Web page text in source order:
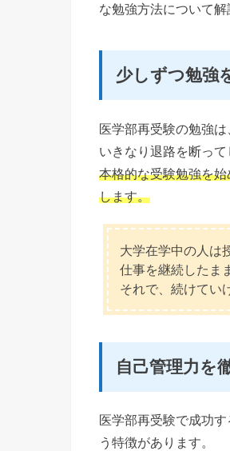
な勉強方法について解
少しずつ勉強
医学部再受験の勉強は
いきなり退路を断って
本格的な受験勉強を
します。
大学在学中の人は
仕事を継続したま
それで、続けてい
自己管理力を
医学部再受験で成功
う特徴があります。